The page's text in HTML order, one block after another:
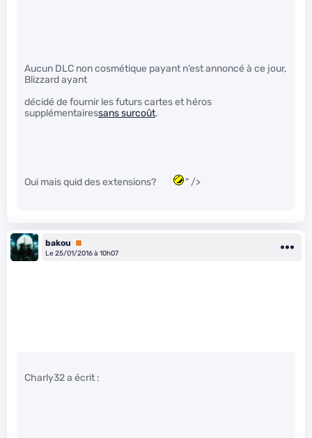
Aucun DLC non cosmétique payant n’est annoncé à ce jour,
Blizzard ayant
décidé de fournir les futurs cartes et héros
supplémentairessans surcoût.
Oui mais quid des extensions? " />
bakou
Premium
Le 25/01/2016 à 10h07
Charly32 a écrit :